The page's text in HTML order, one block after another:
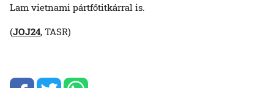
Lam vietnami pártfőtitkárral is.
(JOJ24, TASR)